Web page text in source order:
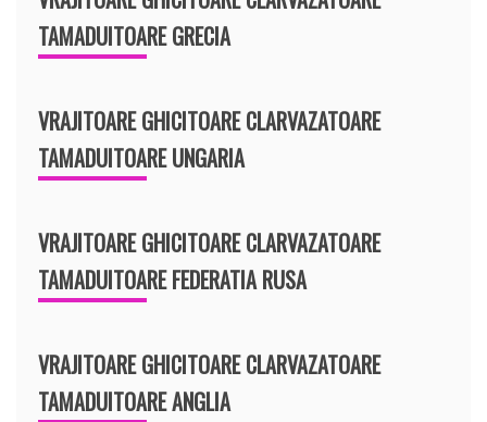
TAMADUITOARE GRECIA
VRAJITOARE GHICITOARE CLARVAZATOARE
TAMADUITOARE UNGARIA
VRAJITOARE GHICITOARE CLARVAZATOARE
TAMADUITOARE FEDERATIA RUSA
VRAJITOARE GHICITOARE CLARVAZATOARE
TAMADUITOARE ANGLIA